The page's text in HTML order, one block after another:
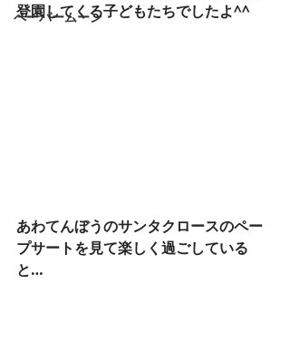
ペーパームーン
登園してくる子どもたちでしたよ^^
あわてんぼうのサンタクロースのペー
プサートを見て楽しく過ごしている
と…